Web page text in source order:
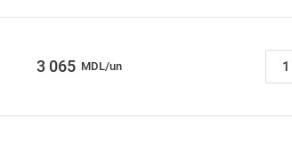
3 065 MDL/un